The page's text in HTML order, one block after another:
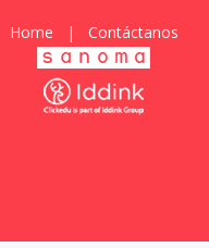
Home | Contáctanos